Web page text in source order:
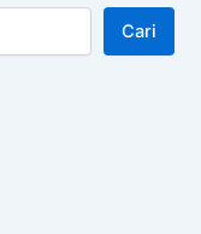
Cari